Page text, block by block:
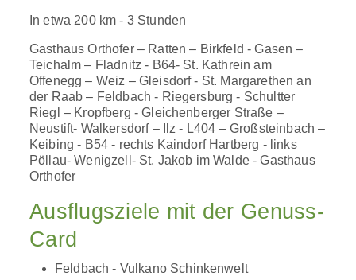
In etwa 200 km - 3 Stunden
Gasthaus Orthofer – Ratten – Birkfeld - Gasen –
Teichalm – Fladnitz - B64- St. Kathrein am
Offenegg – Weiz – Gleisdorf - St. Margarethen an
der Raab – Feldbach - Riegersburg - Schultter
Riegl – Kropfberg - Gleichenberger Straße –
Neustift- Walkersdorf – Ilz - L404 – Großsteinbach –
Keibing - B54 - rechts Kaindorf Hartberg - links
Pöllau- Wenigzell- St. Jakob im Walde - Gasthaus
Orthofer
Ausflugsziele mit der Genuss-
Card
Feldbach - Vulkano Schinkenwelt